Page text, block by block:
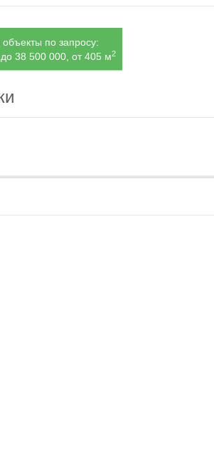
по запросу:
38 500 000, от 405 м2